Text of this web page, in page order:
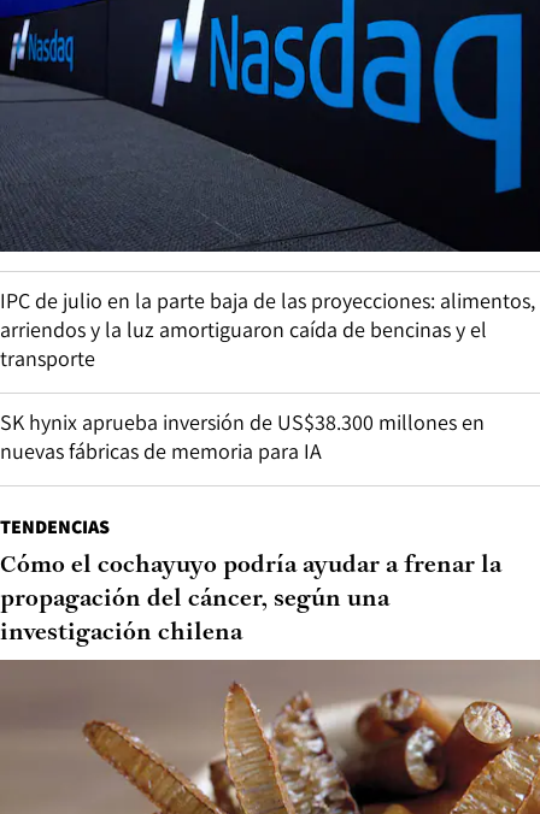
IPC de julio en la parte baja de las proyecciones: alimentos,
arriendos y la luz amortiguaron caída de bencinas y el
transporte
SK hynix aprueba inversión de US$38.300 millones en
nuevas fábricas de memoria para IA
TENDENCIAS
Cómo el cochayuyo podría ayudar a frenar la
propagación del cáncer, según una
investigación chilena